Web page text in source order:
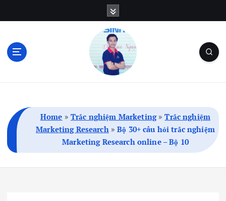
Home »Trắc nghiệm Marketing»Trắc nghiệm
Marketing Research »Bộ 30+ câu hỏi trắc nghiệm
Marketing Research online – Bộ 10